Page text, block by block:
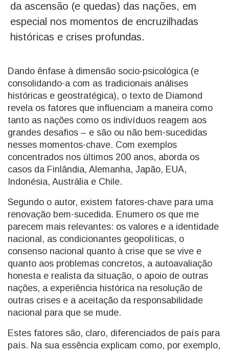
da ascensão (e quedas) das nações, em
especial nos momentos de encruzilhadas
históricas e crises profundas.
Dando ênfase à dimensão socio-psicológica (e
consolidando-a com as tradicionais análises
históricas e geostratégica), o texto de Diamond
revela os fatores que influenciam a maneira como
tanto as nações como os indivíduos reagem aos
grandes desafios – e são ou não bem-sucedidas
nesses momentos-chave. Com exemplos
concentrados nos últimos 200 anos, aborda os
casos da Finlândia, Alemanha, Japão, EUA,
Indonésia, Austrália e Chile.
Segundo o autor, existem fatores-chave para uma
renovação bem-sucedida. Enumero os que me
parecem mais relevantes: os valores e a identidade
nacional, as condicionantes geopolíticas, o
consenso nacional quanto à crise que se vive e
quanto aos problemas concretos, a autoavaliação
honesta e realista da situação, o apoio de outras
nações, a experiência histórica na resolução de
outras crises e a aceitação da responsabilidade
nacional para que se mude.
Estes fatores são, claro, diferenciados de país para
país. Na sua essência explicam como, por exemplo,